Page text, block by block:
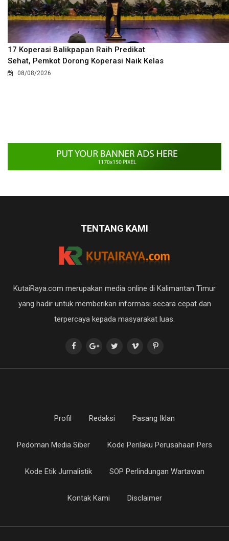
17 Koperasi Balikpapan Raih Predikat
Sehat, Pemkot Dorong Koperasi Naik Kelas
08/08/2026
TENTANG KAMI
KutaiRaya.com merupakan media online di Kalimantan Timur
yang hadir untuk memberikan informasi secara cepat dan
terpercaya kepada masyarakat luas.
Profil Redaksi Pasang Iklan
Pedoman Media Siber Kode Perilaku Perusahaan Pers
Kode Etik Jurnalistik SOP Perlindungan Wartawan
Kontak Kami Disclaimer